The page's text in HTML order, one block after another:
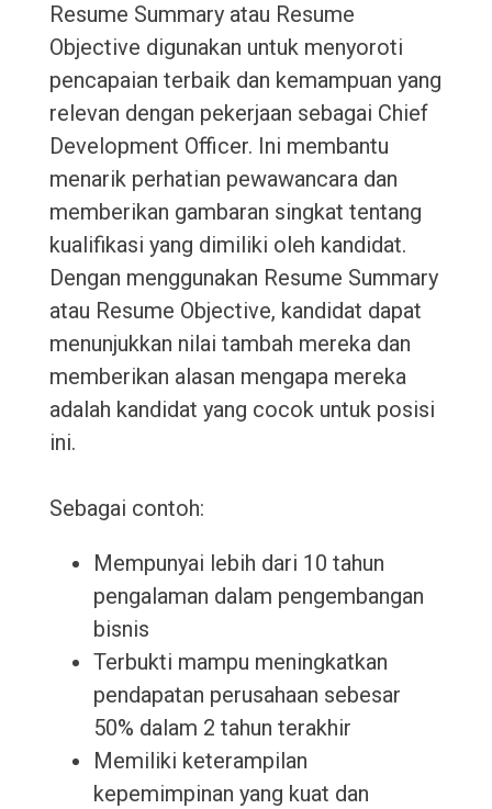
Resume Summary atau Resume
Objective digunakan untuk menyoroti
pencapaian terbaik dan kemampuan yang
relevan dengan pekerjaan sebagai Chief
Development Officer. Ini membantu
menarik perhatian pewawancara dan
memberikan gambaran singkat tentang
kualifikasi yang dimiliki oleh kandidat.
Dengan menggunakan Resume Summary
atau Resume Objective, kandidat dapat
menunjukkan nilai tambah mereka dan
memberikan alasan mengapa mereka
adalah kandidat yang cocok untuk posisi
ini.
Sebagai contoh:
Mempunyai lebih dari 10 tahun
pengalaman dalam pengembangan
bisnis
Terbukti mampu meningkatkan
pendapatan perusahaan sebesar
50% dalam 2 tahun terakhir
Memiliki keterampilan
kepemimpinan yang kuat dan